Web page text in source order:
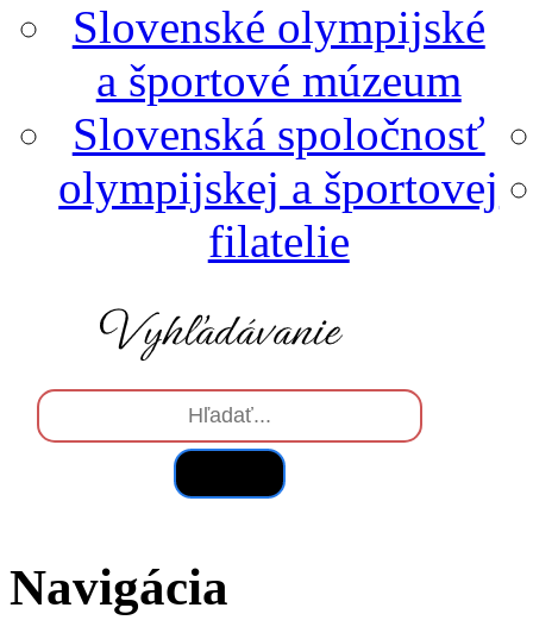
Slovenské olympijské
a športové múzeum
Slovenská spoločnosť
olympijskej a športovej
filatelie
Navigácia